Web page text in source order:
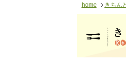
home きちん